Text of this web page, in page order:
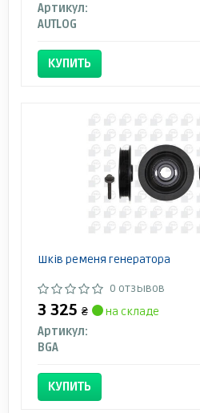
Артикул:
AUTLOG
КУПИТЬ
Шків ременя генератора
0 отзывов
3 325 ₴
на складе
Артикул:
BGA
КУПИТЬ